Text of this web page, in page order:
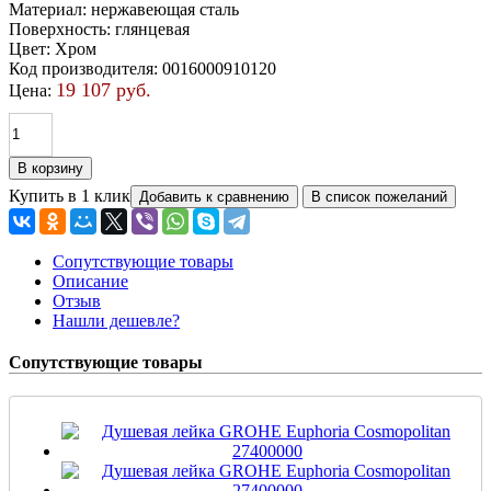
Материал: нержавеющая сталь
Поверхность: глянцевая
Цвет: Хром
Код производителя: 0016000910120
Цена: 19 107 руб.
Купить в 1 клик
Сопутствующие товары
Описание
Отзыв
Нашли дешевле?
Сопутствующие товары